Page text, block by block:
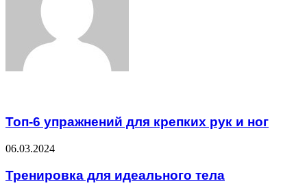
Топ-6 упражнений для крепких рук и ног
06.03.2024
Тренировка для идеального тела